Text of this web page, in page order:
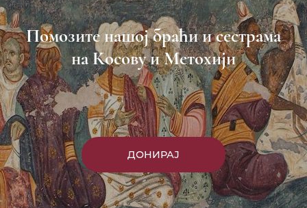
Пријави се
Насловна
Манастири
Вести
Епархија
Саопштења
Парохије
Преносимо
Контакт